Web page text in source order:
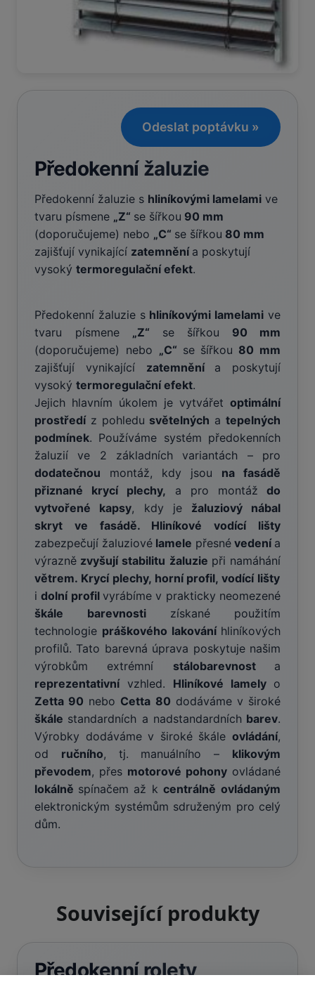
Odeslat poptávku »
Předokenní žaluzie
Předokenní žaluzie s hliníkovými lamelami ve
tvaru písmene „Z“ se šířkou 90 mm
(doporučujeme) nebo „C“ se šířkou 80 mm
zajišťují vynikající zatemnění a poskytují
vysoký termoregulační efekt.
Předokenní žaluzie s hliníkovými lamelami ve
tvaru písmene „Z“ se šířkou 90 mm
(doporučujeme) nebo „C“ se šířkou 80 mm
zajišťují vynikající zatemnění a poskytují
vysoký termoregulační efekt.
Jejich hlavním úkolem je vytvářet optimální
prostředíz pohledu světelných atepelných
podmínek. Používáme systém předokenních
žaluzií ve 2 základních variantách – pro
dodatečnou montáž, kdy jsou na fasádě
přiznané krycí plechy, a pro montáž do
vytvořené kapsy, kdy je žaluziový nábal
skryt ve fasádě. Hliníkové vodící lišty
zabezpečují žaluziové lamele přesnévedení a
výrazně zvyšují stabilitu žaluzie při namáhání
větrem. Krycí plechy, horní profil, vodící lišty
idolní profilvyrábíme v prakticky neomezené
škále
barevnosti získané použitím
technologie práškového lakování hliníkových
profilů. Tato barevná úprava poskytuje našim
výrobkům extrémní stálobarevnost a
reprezentativnívzhled. Hliníkové lamely o
Zetta 90 nebo Cetta 80 dodáváme v široké
škále standardních a nadstandardníchbarev.
Výrobky dodáváme v široké škále ovládání,
od ručního, tj. manuálního – klikovým
převodem, přes motorové pohony ovládané
lokálně spínačem až k centrálně ovládaným
elektronickým systémům sdruženým pro celý
dům.
Související produkty
Předokenní rolety